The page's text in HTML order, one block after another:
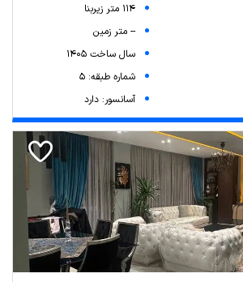
114 متر زیربنا
-- متر زمین
سال ساخت 1405
شماره طبقه: 5
آسانسور: دارد